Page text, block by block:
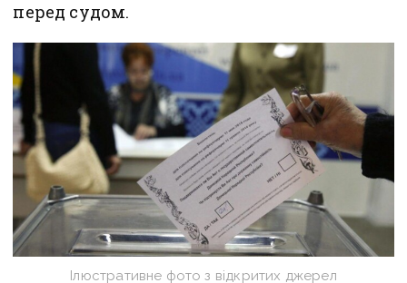
перед судом.
Ілюстративне фото з відкритих джерел